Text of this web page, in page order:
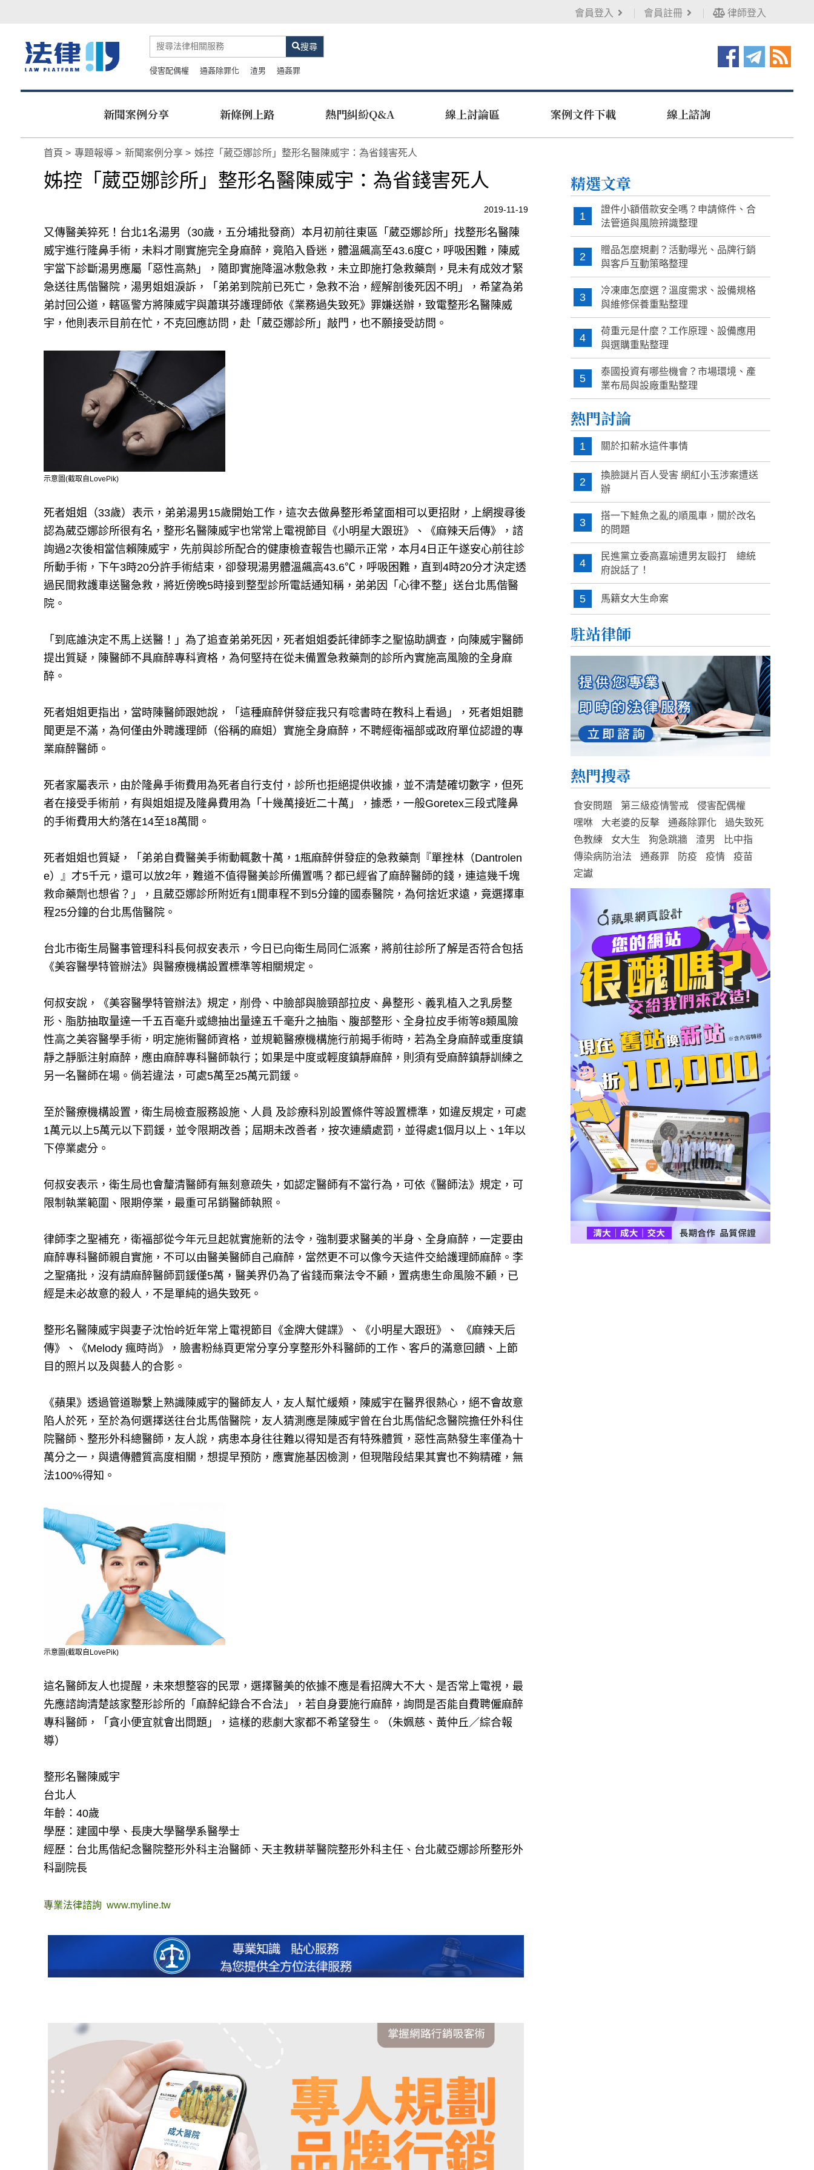
會員登入 會員註冊 律師登入
搜尋
侵害配偶權 通姦除罪化 渣男 通姦罪
新聞案例分享 新條例上路 熱門糾紛Q&A 線上討論區 案例文件下載 線上諮詢
首頁 專題報導 新聞案例分享 姊控「葳亞娜診所」整形名醫陳威宇：為省錢害死人
姊控「葳亞娜診所」整形名醫陳威宇：為省錢害死人
2019-11-19
又傳醫美猝死！台北1名湯男（30歲，五分埔批發商）本月初前往東區「葳亞娜診所」找整形名醫陳
威宇進行隆鼻手術，未料才剛實施完全身麻醉，竟陷入昏迷，體溫飆高至43.6度C，呼吸困難，陳威
宇當下診斷湯男應屬「惡性高熱」，隨即實施降溫冰敷急救，未立即施打急救藥劑，見未有成效才緊
急送往馬偕醫院，湯男姐姐淚訴，「弟弟到院前已死亡，急救不治，經解剖後死因不明」，希望為弟
弟討回公道，轄區警方將陳威宇與蕭琪芬護理師依《業務過失致死》罪嫌送辦，致電整形名醫陳威
宇，他則表示目前在忙，不克回應訪問，赴「葳亞娜診所」敲門，也不願接受訪問。
示意圖(截取自LovePik)
死者姐姐（33歲）表示，弟弟湯男15歲開始工作，這次去做鼻整形希望面相可以更招財，上網搜尋後
認為葳亞娜診所很有名，整形名醫陳威宇也常常上電視節目《小明星大跟班》、《麻辣天后傳》，諮
詢過2次後相當信賴陳威宇，先前與診所配合的健康檢查報告也顯示正常，本月4日正午遂安心前往診
所動手術，下午3時20分許手術結束，卻發現湯男體溫飆高43.6℃，呼吸困難，直到4時20分才決定透
過民間救護車送醫急救，將近傍晚5時接到整型診所電話通知稱，弟弟因「心律不整」送台北馬偕醫
院。
「到底誰決定不馬上送醫！」為了追查弟弟死因，死者姐姐委託律師李之聖協助調查，向陳威宇醫師
提出質疑，陳醫師不具麻醉專科資格，為何堅持在從未備置急救藥劑的診所內實施高風險的全身麻
醉。
死者姐姐更指出，當時陳醫師跟她說，「這種麻醉併發症我只有唸書時在教科上看過」，死者姐姐聽
聞更是不滿，為何僅由外聘護理師（俗稱的麻姐）實施全身麻醉，不聘經衛福部或政府單位認證的專
業麻醉醫師。
死者家屬表示，由於隆鼻手術費用為死者自行支付，診所也拒絕提供收據，並不清楚確切數字，但死
者在接受手術前，有與姐姐提及隆鼻費用為「十幾萬接近二十萬」，據悉，一般Goretex三段式隆鼻
的手術費用大約落在14至18萬間。
死者姐姐也質疑，「弟弟自費醫美手術動輒數十萬，1瓶麻醉併發症的急救藥劑『單挫林（Dantrolen
e）』才5千元，還可以放2年，難道不值得醫美診所備置嗎？都已經省了麻醉醫師的錢，連這幾千塊
救命藥劑也想省？」，且葳亞娜診所附近有1間車程不到5分鐘的國泰醫院，為何捨近求遠，竟選擇車
程25分鐘的台北馬偕醫院。
台北市衛生局醫事管理科科長何叔安表示，今日已向衛生局同仁派案，將前往診所了解是否符合包括
《美容醫學特管辦法》與醫療機構設置標準等相關規定。
何叔安說，《美容醫學特管辦法》規定，削骨、中臉部與臉頸部拉皮、鼻整形、義乳植入之乳房整
形、脂肪抽取量達一千五百毫升或總抽出量達五千毫升之抽脂、腹部整形、全身拉皮手術等8類風險
性高之美容醫學手術，明定施術醫師資格，並規範醫療機構施行前揭手術時，若為全身麻醉或重度鎮
靜之靜脈注射麻醉，應由麻醉專科醫師執行；如果是中度或輕度鎮靜麻醉，則須有受麻醉鎮靜訓練之
另一名醫師在場。倘若違法，可處5萬至25萬元罰鍰。
至於醫療機構設置，衛生局檢查服務設施、人員 及診療科別設置條件等設置標準，如違反規定，可處
1萬元以上5萬元以下罰鍰，並令限期改善；屆期未改善者，按次連續處罰，並得處1個月以上、1年以
下停業處分。
何叔安表示，衛生局也會釐清醫師有無刻意疏失，如認定醫師有不當行為，可依《醫師法》規定，可
限制執業範圍、限期停業，最重可吊銷醫師執照。
律師李之聖補充，衛福部從今年元旦起就實施新的法令，強制要求醫美的半身、全身麻醉，一定要由
麻醉專科醫師親自實施，不可以由醫美醫師自己麻醉，當然更不可以像今天這件交給護理師麻醉。李
之聖痛批，沒有請麻醉醫師罰鍰僅5萬，醫美界仍為了省錢而棄法令不顧，置病患生命風險不顧，已
經是未必故意的殺人，不是單純的過失致死。
整形名醫陳威宇與妻子沈怡岒近年常上電視節目《金牌大健諜》、《小明星大跟班》、 《麻辣天后
傳》、《Melody 瘋時尚》，臉書粉絲頁更常分享分享整形外科醫師的工作、客戶的滿意回饋、上節
目的照片以及與藝人的合影。
《蘋果》透過管道聯繫上熟識陳威宇的醫師友人，友人幫忙緩頰，陳威宇在醫界很熱心，絕不會故意
陷人於死，至於為何選擇送往台北馬偕醫院，友人猜測應是陳威宇曾在台北馬偕紀念醫院擔任外科住
院醫師、整形外科總醫師，友人說，病患本身往往難以得知是否有特殊體質，惡性高熱發生率僅為十
萬分之一，與遺傳體質高度相關，想提早預防，應實施基因檢測，但現階段結果其實也不夠精確，無
法100%得知。
示意圖(截取自LovePik)
這名醫師友人也提醒，未來想整容的民眾，選擇醫美的依據不應是看招牌大不大、是否常上電視，最
先應諮詢清楚該家整形診所的「麻醉紀錄合不合法」，若自身要施行麻醉，詢問是否能自費聘僱麻醉
專科醫師，「貪小便宜就會出問題」，這樣的悲劇大家都不希望發生。（朱姵慈、黃仲丘／綜合報
導）
整形名醫陳威宇
台北人
年齡：40歲
學歷：建國中學、長庚大學醫學系醫學士
經歷：台北馬偕紀念醫院整形外科主治醫師、天主教耕莘醫院整形外科主任、台北葳亞娜診所整形外
科副院長
專業法律諮詢 www.myline.tw
精選文章
1
證件小額借款安全嗎？申請條件、合
法管道與風險辨識整理
2
贈品怎麼規劃？活動曝光、品牌行銷
與客戶互動策略整理
3
冷凍庫怎麼選？溫度需求、設備規格
與維修保養重點整理
4
荷重元是什麼？工作原理、設備應用
與選購重點整理
5
泰國投資有哪些機會？市場環境、產
業布局與設廠重點整理
熱門討論
1 關於扣薪水這件事情
2
換臉謎片百人受害 網紅小玉涉案遭送
辦
3
搭一下鮭魚之亂的順風車，關於改名
的問題
4
民進黨立委高嘉瑜遭男友毆打 總統
府說話了！
5 馬籍女大生命案
駐站律師
熱門搜尋
食安問題 第三級疫情警戒
侵害配偶權
嘿咻
大老婆的反擊 通姦除罪化
過失致死
色教練
女大生 狗急跳牆 渣男
比中指
傳染病防治法
通姦罪 防疫 疫情
疫苗
定讞